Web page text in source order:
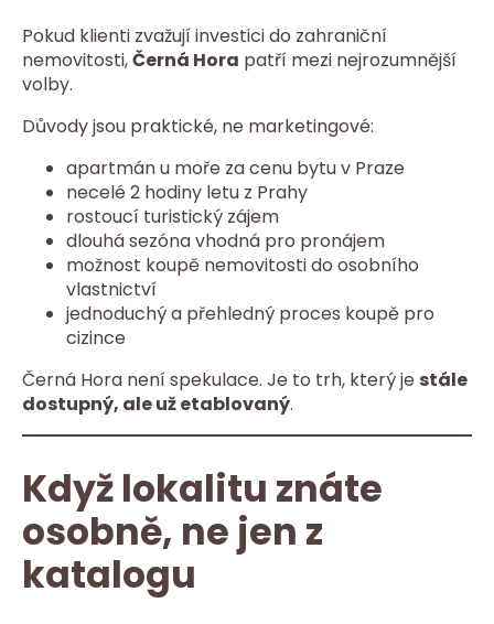
Pokud klienti zvažují investici do zahraniční
nemovitosti,Černá Hora patří mezi nejrozumnější
volby.
Důvody jsou praktické, ne marketingové:
apartmán u moře za cenu bytu v Praze
necelé 2 hodiny letu z Prahy
rostoucí turistický zájem
dlouhá sezóna vhodná pro pronájem
možnost koupě nemovitosti do osobního
vlastnictví
jednoduchý a přehledný proces koupě pro
cizince
Černá Hora není spekulace. Je to trh, který je stále
dostupný, ale už etablovaný.
Když lokalitu znáte
osobně, ne jen z
katalogu